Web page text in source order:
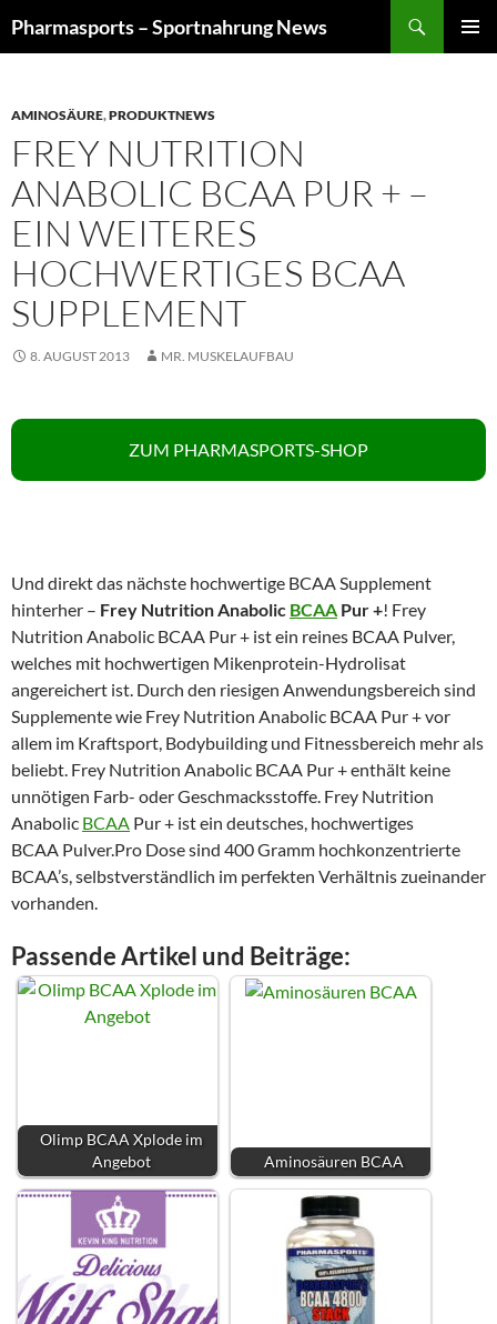
Inhalt
Pharmasports – Sportnahrung News
AMINOSÄURE,PRODUKTNEWS
FREY NUTRITION
ANABOLIC BCAA PUR + –
EIN WEITERES
HOCHWERTIGES BCAA
SUPPLEMENT
8. AUGUST 2013 MR. MUSKELAUFBAU
ZUM PHARMASPORTS-SHOP
Und direkt das nächste hochwertige BCAA Supplement
hinterher – Frey Nutrition Anabolic BCAA Pur +! Frey
Nutrition Anabolic BCAA Pur + ist ein reines BCAA Pulver,
welches mit hochwertigen Mikenprotein-Hydrolisat
angereichert ist. Durch den riesigen Anwendungsbereich sind
Supplemente wie Frey Nutrition Anabolic BCAA Pur + vor
allem im Kraftsport, Bodybuilding und Fitnessbereich mehr als
beliebt. Frey Nutrition Anabolic BCAA Pur + enthält keine
unnötigen Farb- oder Geschmacksstoffe. Frey Nutrition
Anabolic BCAA Pur + ist ein deutsches, hochwertiges
BCAA Pulver.Pro Dose sind 400 Gramm hochkonzentrierte
BCAA’s, selbstverständlich im perfekten Verhältnis zueinander
vorhanden.
Passende Artikel und Beiträge:
Olimp BCAA Xplode im
Angebot
Aminosäuren BCAA